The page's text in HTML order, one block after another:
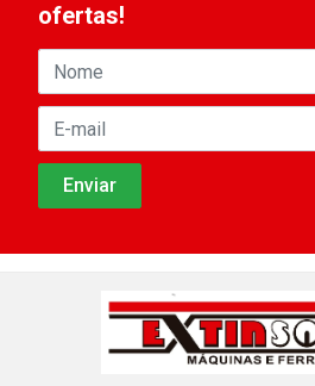
ofertas!